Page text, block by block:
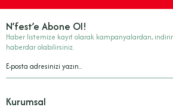
N’fest’e Abone Ol!
Haber listemize kayıt olarak kampanyalardan,
haberdar olabilirsiniz.
Kurumsal